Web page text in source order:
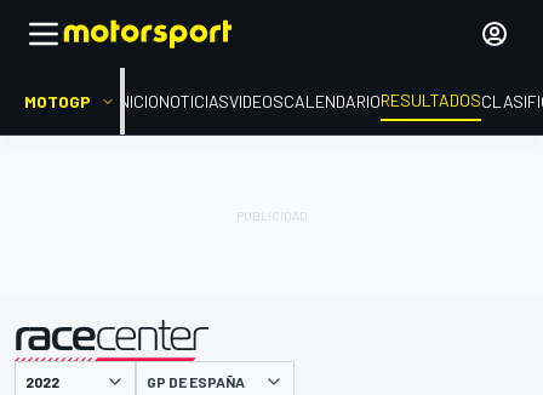
MOTOGP INICIONOTICIASVIDEOSCALENDARIORESULTADOS
presentado por GP DE ESPAÑA